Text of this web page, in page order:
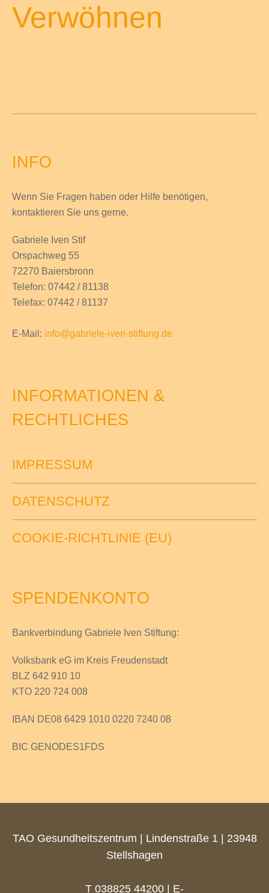
Verwöhnen
INFO
Wenn Sie Fragen haben oder Hilfe benötigen,
kontaktieren Sie uns gerne.
Gabriele Iven Stif
Orspachweg 55
72270 Baiersbronn
Telefon: 07442 / 81138
Telefax: 07442 / 81137
E-Mail: info@gabriele-iven-stiftung.de
INFORMATIONEN &
RECHTLICHES
IMPRESSUM
DATENSCHUTZ
COOKIE-RICHTLINIE (EU)
SPENDENKONTO
Bankverbindung Gabriele Iven Stiftung:
Volksbank eG im Kreis Freudenstadt
BLZ 642 910 10
KTO 220 724 008
IBAN DE08 6429 1010 0220 7240 08
BIC GENODES1FDS
TAO Gesundheitszentrum | Lindenstraße 1 | 23948
Stellshagen
T 038825 44200 | E-